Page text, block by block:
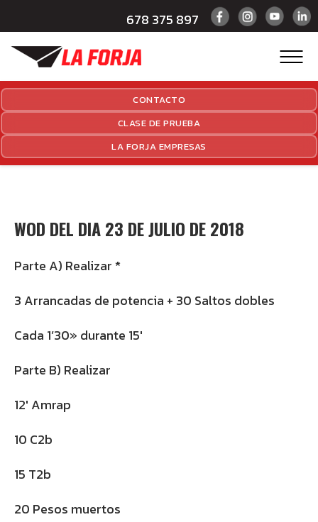
678 375 897
CONTACTO
CLASE DE PRUEBA
LA FORJA EMPRESAS
WOD DEL DIA 23 DE JULIO DE 2018
Parte A) Realizar *
3 Arrancadas de potencia + 30 Saltos dobles
Cada 1’30» durante 15′
Parte B) Realizar
12′ Amrap
10 C2b
15 T2b
20 Pesos muertos